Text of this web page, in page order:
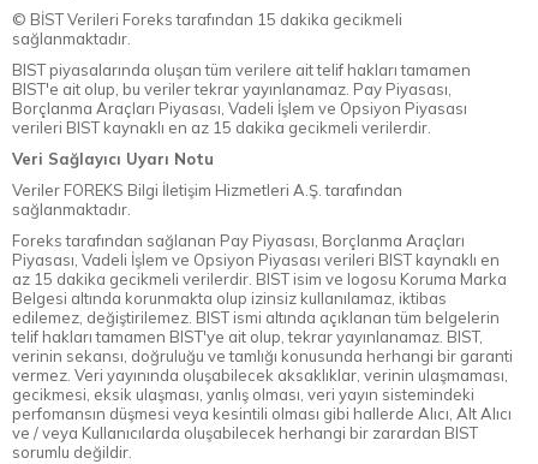
© BİST Verileri Foreks tarafından 15 dakika gecikmeli
sağlanmaktadır.
BIST piyasalarında oluşan tüm verilere ait telif hakları tamamen
BIST'e ait olup, bu veriler tekrar yayınlanamaz. Pay Piyasası,
Borçlanma Araçları Piyasası, Vadeli İşlem ve Opsiyon Piyasası
verileri BIST kaynaklı en az 15 dakika gecikmeli verilerdir.
Veri Sağlayıcı Uyarı Notu
Veriler FOREKS Bilgi İletişim Hizmetleri A.Ş. tarafından
sağlanmaktadır.
Foreks tarafından sağlanan Pay Piyasası, Borçlanma Araçları
Piyasası, Vadeli İşlem ve Opsiyon Piyasası verileri BIST kaynaklı en
az 15 dakika gecikmeli verilerdir. BIST isim ve logosu Koruma Marka
Belgesi altında korunmakta olup izinsiz kullanılamaz, iktibas
edilemez, değiştirilemez. BIST ismi altında açıklanan tüm belgelerin
telif hakları tamamen BIST'ye ait olup, tekrar yayınlanamaz. BIST,
verinin sekansı, doğruluğu ve tamlığı konusunda herhangi bir garanti
vermez. Veri yayınında oluşabilecek aksaklıklar, verinin ulaşmaması,
gecikmesi, eksik ulaşması, yanlış olması, veri yayın sistemindeki
perfomansın düşmesi veya kesintili olması gibi hallerde Alıcı, Alt Alıcı
ve / veya Kullanıcılarda oluşabilecek herhangi bir zarardan BIST
sorumlu değildir.